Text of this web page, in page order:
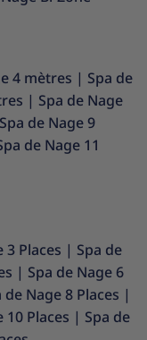
4 mètres | Spa de
| Spa de Nage
Spa de Nage 9
de Nage 11
3 Places | Spa de
| Spa de Nage 6
de Nage 8 Places |
10 Places | Spa de